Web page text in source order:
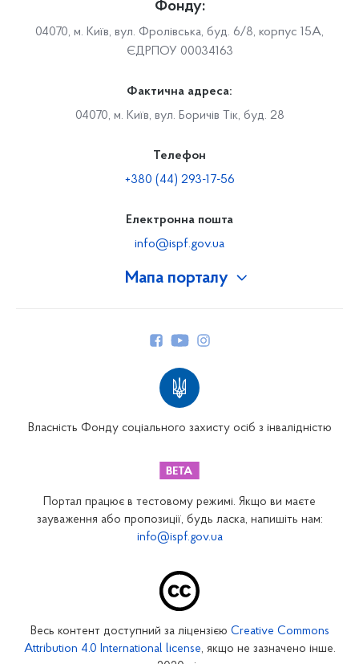
Мапа порталу
Закарпатське відділення
Запорізьке відділення
Кіровоградське відділення
Фонду:
04070, м. Київ, вул. Фролівська, буд. 6/8, корпус 15А,
ЄДРПОУ 00034163
Фактична адреса:
04070, м. Київ, вул. Боричів Тік, буд. 28
Телефон
+380 (44) 293-17-56
Електронна пошта
info@ispf.gov.ua
Власність Фонду соціального захисту осіб з інвалідністю
Портал працює в тестовому режимі. Якщо ви маєте
зауваження або пропозиції, будь ласка, напишіть нам:
info@ispf.gov.ua
Весь контент доступний за ліцензією Creative Commons
Attribution 4.0 International license, якщо не зазначено інше.